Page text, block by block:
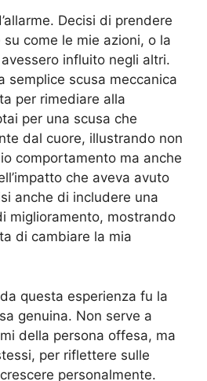
Decisi di prendere
come le mie azioni, o la
influito negli altri.
semplice scusa meccanica
per rimediare alla
per una scusa che
dal cuore, illustrando non
comportamento ma anche
che aveva avuto
anche di includere una
miglioramento, mostrando
di cambiare la mia
questa esperienza fu la
genuina. Non serve a
della persona offesa, ma
per riflettere sulle
personalmente.